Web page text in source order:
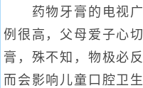
药物牙膏的电视广
例很高，父母爱子心
膏，殊不知，物极必
而会影响儿童口腔卫生